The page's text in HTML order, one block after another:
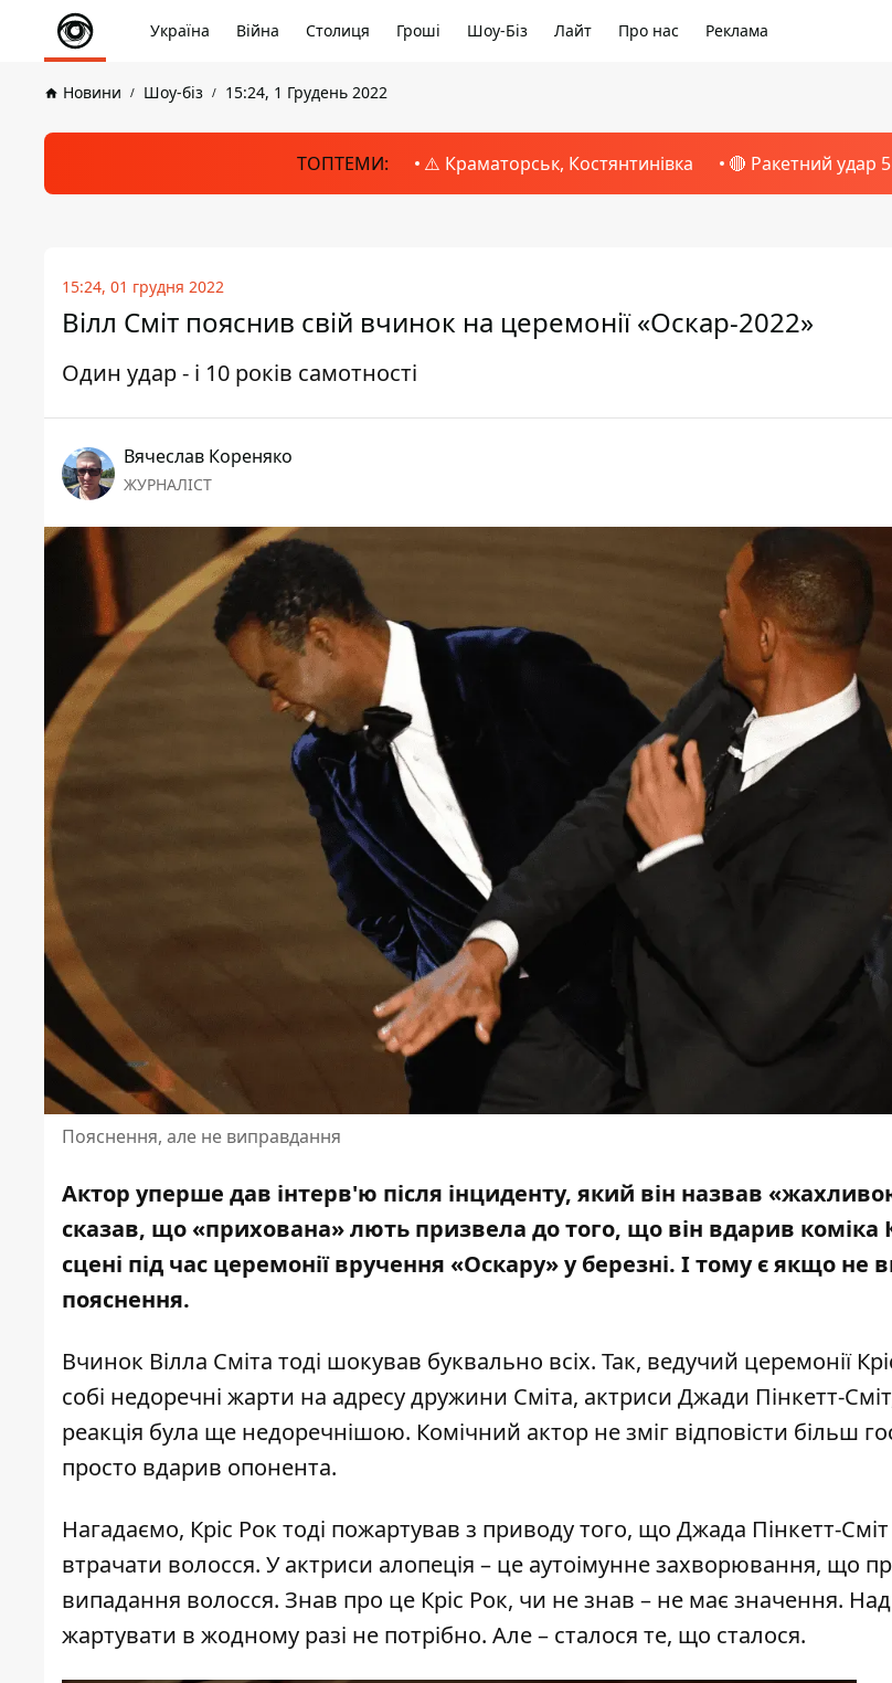
Україна Війна Столиця Гроші Шоу-Біз Лайт Про нас Реклама
Новини Шоу-біз 15:24, 1 Грудень 2022
ТОПТЕМИ: ⚠️ Краматорськ, Костянтинівка 🔴 Ракетний удар
15:24, 01 грудня 2022
Вілл Сміт пояснив свій вчинок на церемонії «Оскар-2022»
Один удар - і 10 років самотності
Вячеслав Кореняко
ЖУРНАЛІСТ
Пояснення, але не виправдання
Актор уперше дав інтерв'ю після інциденту, який він назвав
сказав, що «прихована» лють призвела до того, що він вдарив коміка
сцені під час церемонії вручення «Оскару» у березні. І тому є якщо не
пояснення.
Вчинок Вілла Сміта тоді шокував буквально всіх. Так, ведучий церемонії
собі недоречні жарти на адресу дружини Сміта, актриси Джади Пінкетт-Сміт
реакція була ще недоречнішою. Комічний актор не зміг відповісти більш
просто вдарив опонента.
Нагадаємо, Кріс Рок тоді пожартував з приводу того, що Джада Пінкетт-
втрачати волосся. У актриси алопеція – це аутоімунне захворювання, що
випадання волосся. Знав про це Кріс Рок, чи не знав – не має значення.
жартувати в жодному разі не потрібно. Але – сталося те, що сталося.